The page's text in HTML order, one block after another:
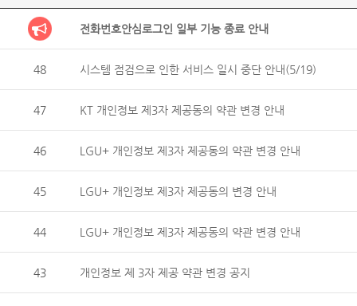
전화번호안심로그인 일부 기능 종료 안내
48 시스템 점검으로 인한 서비스 일시 중단 안내(5/19)
47 KT 개인정보 제3자 제공동의 약관 변경 안내
46 LGU+ 개인정보 제3자 제공동의 약관 변경 안내
45 LGU+ 개인정보 제3자 제공동의 변경 안내
44 LGU+ 개인정보 제3자 제공동의 약관 변경 안내
43 개인정보 제 3자 제공 약관 변경 공지